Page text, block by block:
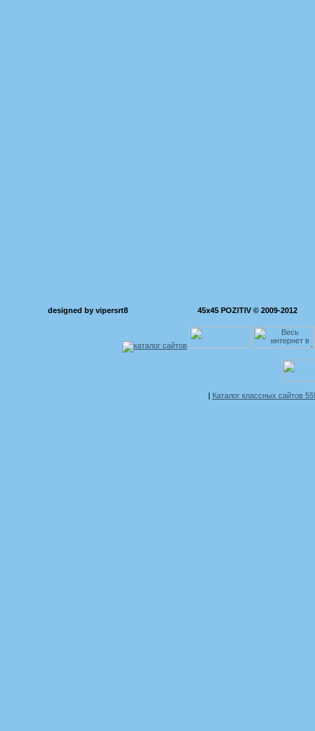
designed by vipersrt8 45x45 POZITIV © 2009-2012
Каталог классных сайтов